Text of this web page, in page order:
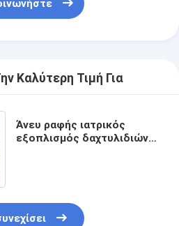
Καλύτερη Τιμή Για
Άνευ ραφής ιατρικός
εξοπλισμός δαχτυλιδιών